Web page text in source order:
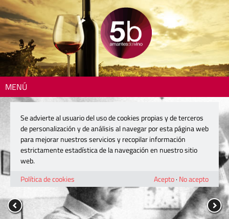
MENÚ
Se advierte al usuario del uso de cookies propias y de terceros
de personalización y de análisis al navegar por esta página web
para mejorar nuestros servicios y recopilar información
estrictamente estadística de la navegación en nuestro sitio
web.
Política de cookies
Acepto· No acepto